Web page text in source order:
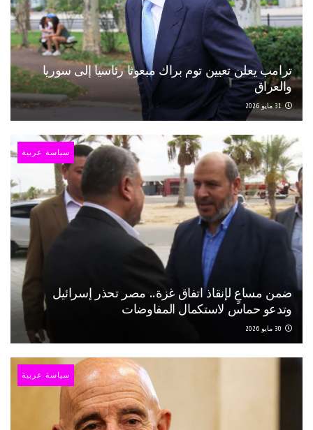
ترامب يعلن تعيين توم براك مبعوثا رئاسيا إلى سوريا
والعراق
31 مايو 2026
سياسة عربية
ضمن مساعٍ لإنقاذ اتفاق غزة.. مصر تحذر إسرائيل
وتدعو حماس لاستكمال المفاوضات
سياسة عربية